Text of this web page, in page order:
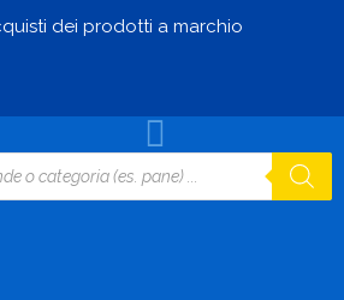
dei prodotti a marchio